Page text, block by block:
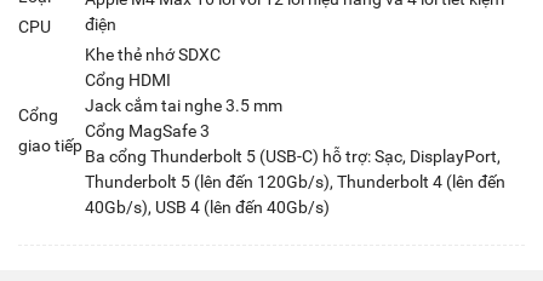
CPU
điện
Cổng
giao tiếp
Khe thẻ nhớ SDXC
Cổng HDMI
Jack cắm tai nghe 3.5 mm
Cổng MagSafe 3
Ba cổng Thunderbolt 5 (USB‑C) hỗ trợ: Sạc, DisplayPort,
Thunderbolt 5 (lên đến 120Gb/s), Thunderbolt 4 (lên đến
40Gb/s), USB 4 (lên đến 40Gb/s)